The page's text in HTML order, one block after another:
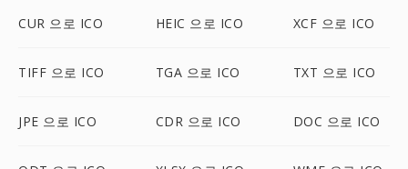
CUR 으로 ICO HEIC 으로 ICO XCF 으로 ICO
TIFF 으로 ICO TGA 으로 ICO TXT 으로 ICO
JPE 으로 ICO CDR 으로 ICO DOC 으로 ICO